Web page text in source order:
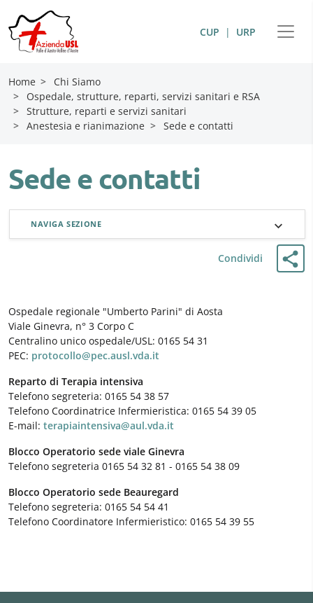
CUP | URP
Home >
Chi Siamo
>
Ospedale, strutture, reparti, servizi sanitari e RSA
> Strutture, reparti e servizi sanitari
> Anestesia e rianimazione > Sede e contatti
Sede e contatti
Ospedale regionale "Umberto Parini" di Aosta
Viale Ginevra, n° 3 Corpo C
Centralino unico ospedale/USL: 0165 54 31
PEC: protocollo@pec.ausl.vda.it
Reparto di Terapia intensiva
Telefono segreteria: 0165 54 38 57
Telefono Coordinatrice Infermieristica: 0165 54 39 05
E-mail: terapiaintensiva@aul.vda.it
Blocco Operatorio sede viale Ginevra
Telefono segreteria 0165 54 32 81 - 0165 54 38 09
Blocco Operatorio sede Beauregard
Telefono segreteria: 0165 54 54 41
Telefono Coordinatore Infermieristico: 0165 54 39 55
Condividi
NAVIGA SEZIONE